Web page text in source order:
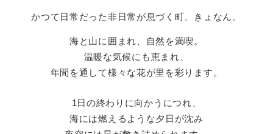
ごみの分け方・出し方 申請書ダウンロード
ライフシーンから探す
泊まる
観光パンフレット
政策・施策
町政運営
町の取り組み
町政への参加
​かつて日常だった非日常が息づく町、きょなん。
海と山に囲まれ、自然を満喫。
温暖な気候にも恵まれ、
年間を通して様々な花が里を彩ります。
1日の終わりに向かうにつれ、
海には燃えるような夕日が沈み